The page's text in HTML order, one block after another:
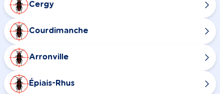
Cergy
Courdimanche
Arronville
Épiais-Rhus